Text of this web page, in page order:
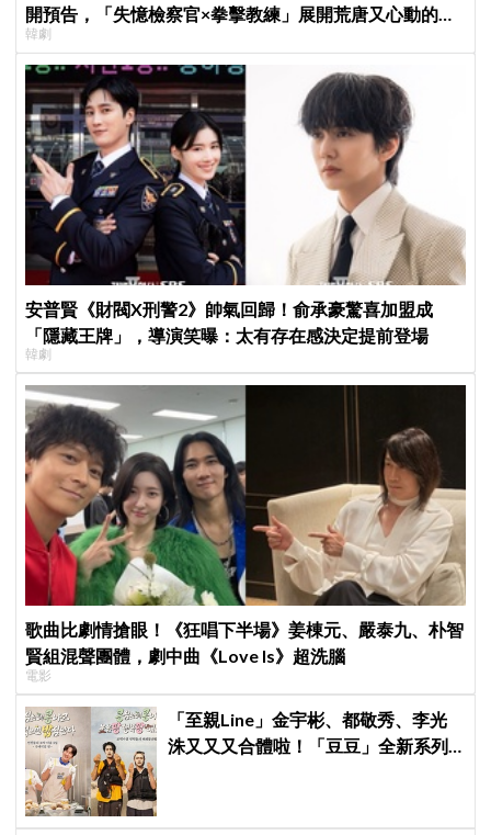
開預告，「失憶檢察官×拳擊教練」展開荒唐又心動的同
居戀愛
韓劇
安普賢《財閥X刑警2》帥氣回歸！俞承豪驚喜加盟成
「隱藏王牌」，導演笑曝：太有存在感決定提前登場
韓劇
歌曲比劇情搶眼！《狂唱下半場》姜棟元、嚴泰九、朴智
賢組混聲團體，劇中曲《Love Is》超洗腦
電影
「至親Line」金宇彬、都敬秀、李光
洙又又又合體啦！「豆豆」全新系列